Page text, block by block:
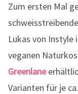
Zum ersten Mal
Lukas von Instyle
veganen
Greenlane
Varianten für je